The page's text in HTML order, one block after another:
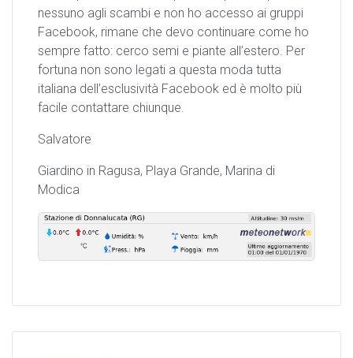
nessuno agli scambi e non ho accesso ai gruppi
Facebook, rimane che devo continuare come ho
sempre fatto: cerco semi e piante all’estero. Per
fortuna non sono legati a questa moda tutta
italiana dell’esclusività Facebook ed è molto più
facile contattare chiunque.
Salvatore
Giardino in Ragusa, Playa Grande, Marina di
Modica